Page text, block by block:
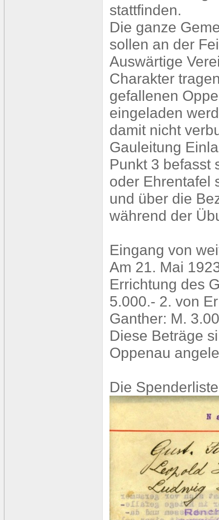
stattfinden.
Die ganze
sollen an der
Auswärtige
Charakter
gefallenen
eingeladen
damit nicht
Gauleitung
Punkt 3 befasst
oder Ehrentafel
und über die
während der
Eingang von
Am 21. Mai
Errichtung des
5.000.- 2. von
Ganther: M.
Diese Beträge
Oppenau
Die